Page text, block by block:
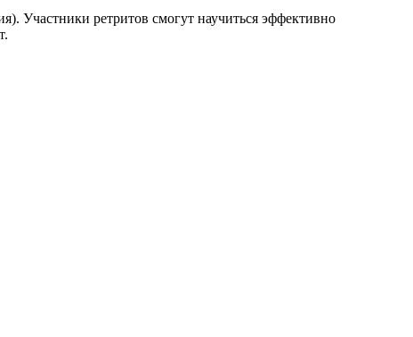
Участники ретритов смогут научиться эффективно